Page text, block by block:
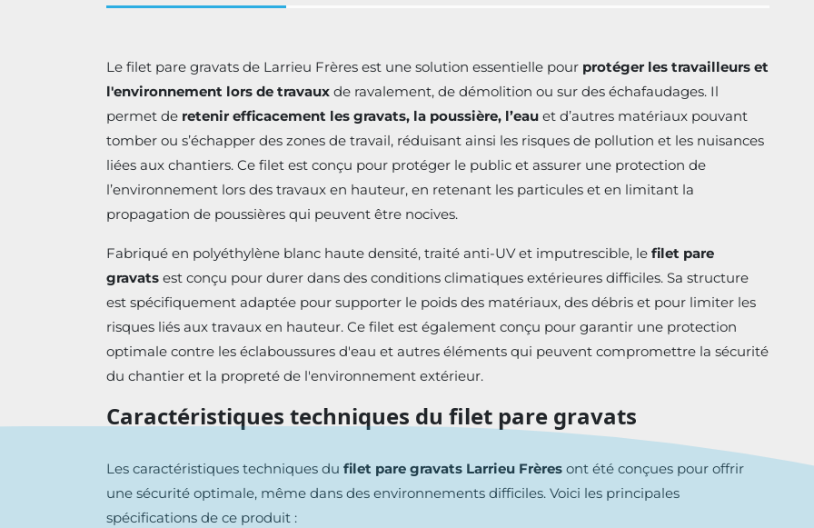
Le filet pare gravats de Larrieu Frères est une solution essentielle pour protéger les travailleurs et
l'environnement lors de travaux de ravalement, de démolition ou sur des échafaudages. Il
permet de retenir efficacement les gravats, la poussière, l’eau et d’autres matériaux pouvant
tomber ou s’échapper des zones de travail, réduisant ainsi les risques de pollution et les nuisances
liées aux chantiers. Ce filet est conçu pour protéger le public et assurer une protection de
l’environnement lors des travaux en hauteur, en retenant les particules et en limitant la
propagation de poussières qui peuvent être nocives.
Fabriqué en polyéthylène blanc haute densité, traité anti-UV et imputrescible, le filet pare
gravats est conçu pour durer dans des conditions climatiques extérieures difficiles. Sa structure
est spécifiquement adaptée pour supporter le poids des matériaux, des débris et pour limiter les
risques liés aux travaux en hauteur. Ce filet est également conçu pour garantir une protection
optimale contre les éclaboussures d'eau et autres éléments qui peuvent compromettre la sécurité
du chantier et la propreté de l'environnement extérieur.
Caractéristiques techniques du filet pare gravats
Les caractéristiques techniques du filet pare gravats Larrieu Frères ont été conçues pour offrir
une sécurité optimale, même dans des environnements difficiles. Voici les principales
spécifications de ce produit :